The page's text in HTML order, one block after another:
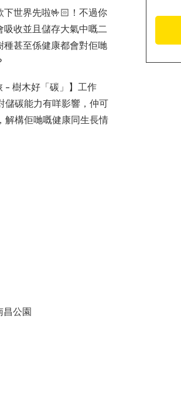
世界先啦🤟🏻！不過你
收並且儲存大氣中嘅二
甚至係健康都會對佢哋
– 樹木好「碳」】工作
碳能力有咩影響，仲可
解構佢哋嘅健康同生長情
昌公園